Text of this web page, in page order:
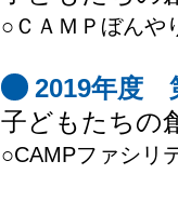
○ＣＡＭＰぼんや
2019年度
子どもたちの
○CAMPファシリ